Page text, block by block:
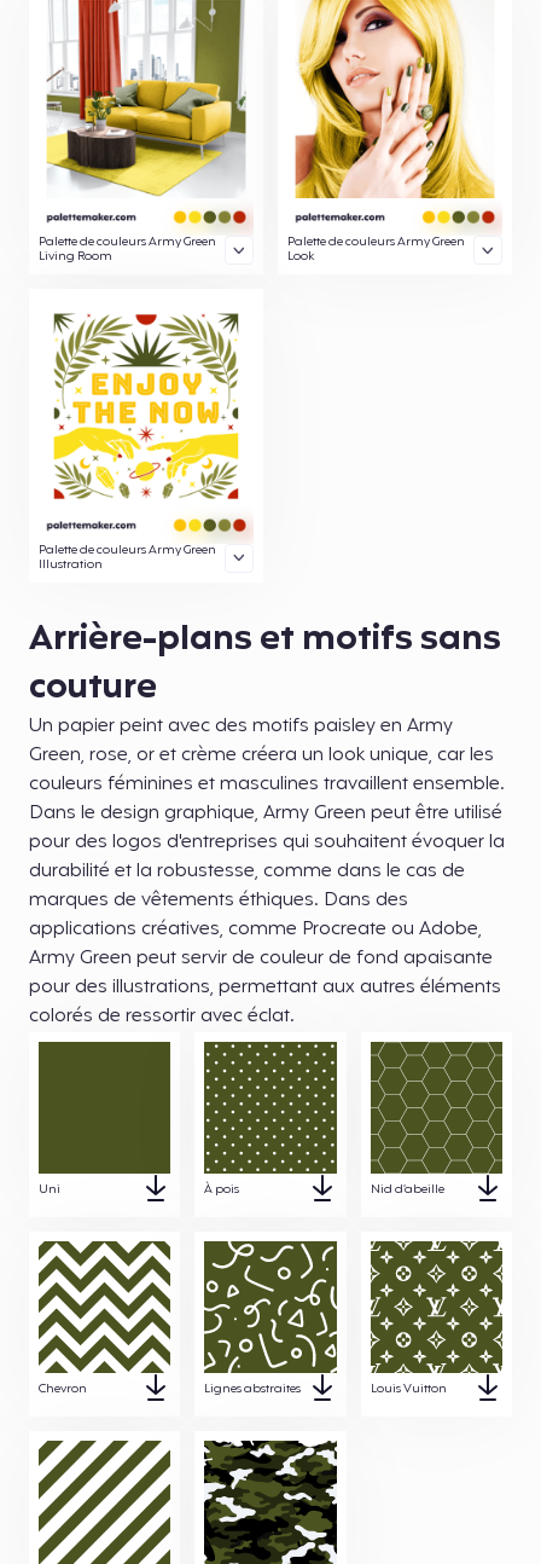
Palette de couleurs Army Green
Living Room
Palette de couleurs Army Green
Look
Palette de couleurs Army Green
Illustration
Arrière-plans et motifs sans
couture
Un papier peint avec des motifs paisley en Army
Green, rose, or et crème créera un look unique, car les
couleurs féminines et masculines travaillent ensemble.
Dans le design graphique, Army Green peut être utilisé
pour des logos d'entreprises qui souhaitent évoquer la
durabilité et la robustesse, comme dans le cas de
marques de vêtements éthiques. Dans des
applications créatives, comme Procreate ou Adobe,
Army Green peut servir de couleur de fond apaisante
pour des illustrations, permettant aux autres éléments
colorés de ressortir avec éclat.
Uni À pois Nid d’abeille
Chevron Lignes abstraites Louis Vuitton